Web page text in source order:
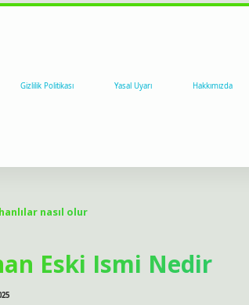
Gizlilik Politikası Yasal Uyarı Hakkımızda
nasıl olur
Eski Ismi Nedir